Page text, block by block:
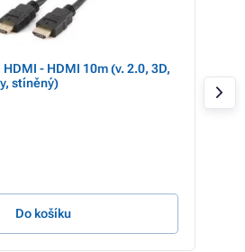
- HDMI 10m (v. 2.0, 3D,
stíněný)
Do košíku